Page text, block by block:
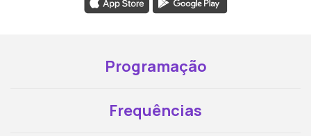
Programação
Frequências